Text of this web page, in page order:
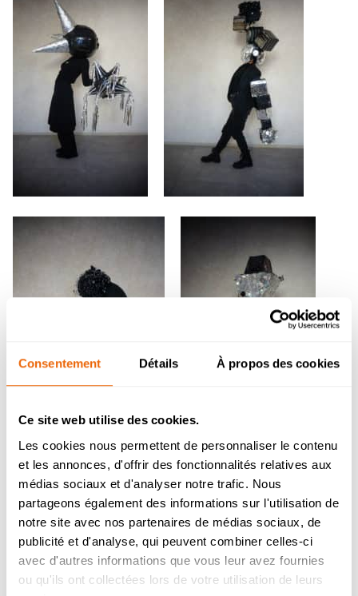
Consentement Détails À propos des cookies
Ce site web utilise des cookies.
Les cookies nous permettent de personnaliser le contenu
et les annonces, d'offrir des fonctionnalités relatives aux
médias sociaux et d'analyser notre trafic. Nous
partageons également des informations sur l'utilisation de
notre site avec nos partenaires de médias sociaux, de
publicité et d'analyse, qui peuvent combiner celles-ci
avec d'autres informations que vous leur avez fournies
ou qu'ils ont collectées lors de votre utilisation de leurs
Admission 2026
Bachelor Management Innovation et
Humanités : reprise de l’étude des
dossiers de candidature à partir du 26
août.
Bachelor Design d’Espace et Prépa